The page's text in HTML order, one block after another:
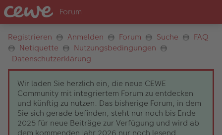
Registrieren Anmelden Forum Suche
FAQ
Netiquette
Nutzungsbedingungen
Datenschutzerklärung
Wir laden Sie herzlich ein, die neue CEWE
Community mit integriertem Forum zu entdecken
und künftig zu nutzen. Das bisherige Forum, in dem
Sie sich gerade befinden, steht nur noch bis Ende
2025 für neue Beiträge zur Verfügung und wird ab